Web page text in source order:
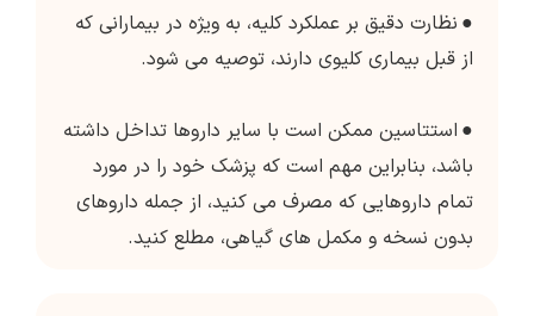
●نظارت دقیق بر عملکرد کلیه، به ویژه در بیمارانی که
از قبل بیماری کلیوی دارند، توصیه می شود.
●استتاسین ممکن است با سایر داروها تداخل داشته
باشد، بنابراین مهم است که پزشک خود را در مورد
تمام داروهایی که مصرف می کنید، از جمله داروهای
بدون نسخه و مکمل های گیاهی، مطلع کنید.